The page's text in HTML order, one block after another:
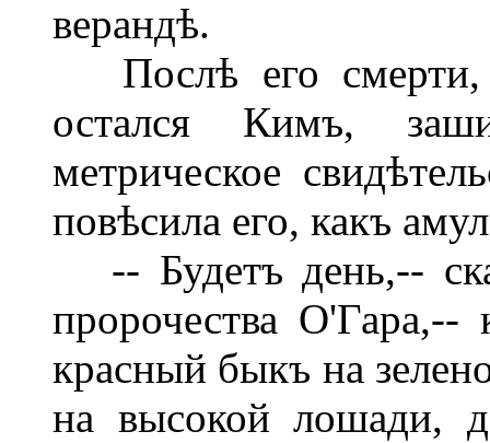
верандѣ.
Послѣ его смерти,
остался Кимъ,
метрическое
повѣсила его, какъ
-- Будетъ день,--
пророчества О'Гара,--
красный быкъ на
на высокой лошади,